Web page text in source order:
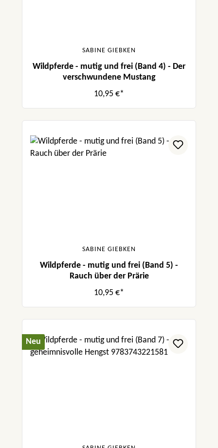
SABINE GIEBKEN
Wildpferde - mutig und frei (Band 4) - Der
verschwundene Mustang
10,95 €*
SABINE GIEBKEN
Wildpferde - mutig und frei (Band 5) -
Rauch über der Prärie
10,95 €*
Neu